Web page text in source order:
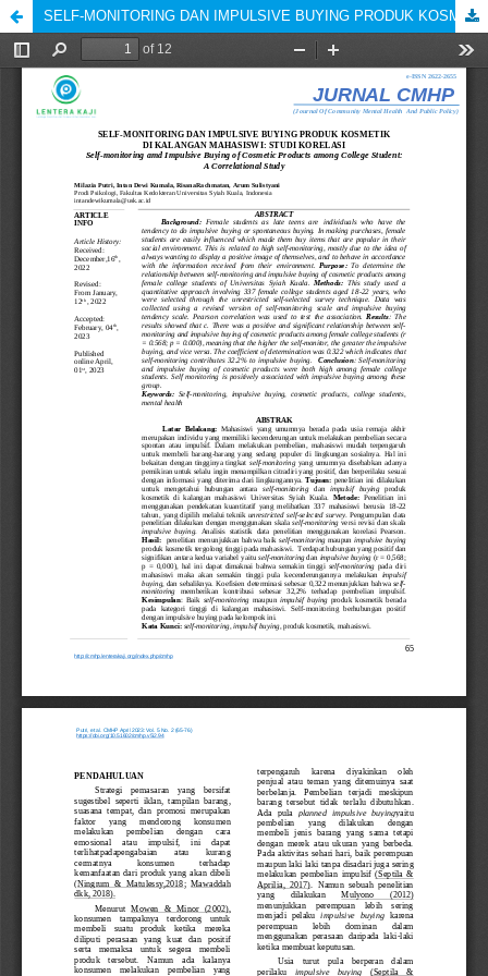
SELF-MONITORING DAN IMPULSIVE BUYING PRODUK KOSMETIK DI KALANGAN MAHASISWI: STUDI KORELASI